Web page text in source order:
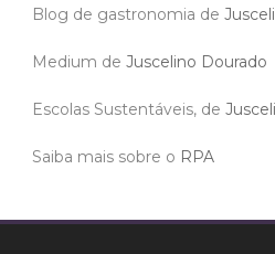
Blog de gastronomia de
Medium de Juscelino Dourado
Escolas Sustentáveis, de
Saiba mais sobre o RPA